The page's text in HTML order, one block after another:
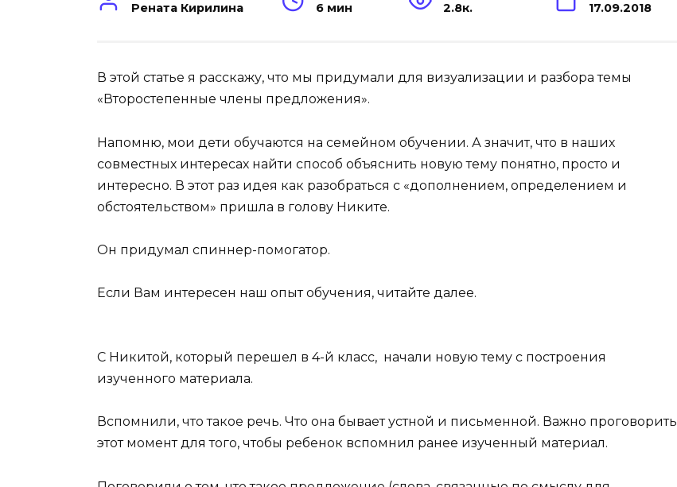
Рената Кирилина 6 мин 2.8к. 17.09.2018
В этой статье я расскажу, что мы придумали для визуализации и разбора темы
«Второстепенные члены предложения».
Напомню, мои дети обучаются на семейном обучении. А значит, что в наших
совместных интересах найти способ объяснить новую тему понятно, просто и
интересно. В этот раз идея как разобраться с «дополнением, определением и
обстоятельством» пришла в голову Никите.
Он придумал спиннер-помогатор.
Если Вам интересен наш опыт обучения, читайте далее.
С Никитой, который перешел в 4-й класс, начали новую тему с построения
изученного материала.
Вспомнили, что такое речь. Что она бывает устной и письменной. Важно проговорить
этот момент для того, чтобы ребенок вспомнил ранее изученный материал.